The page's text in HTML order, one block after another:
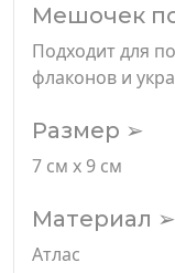
Мешочек
Подходит для
флаконов и
Размер ➢
7 см х 9 см
Материал ➢
Атлас